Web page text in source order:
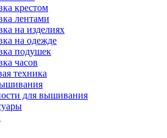
крестом
лентами
на изделиях
на одежде
подушек
часов
техника
для вышивания